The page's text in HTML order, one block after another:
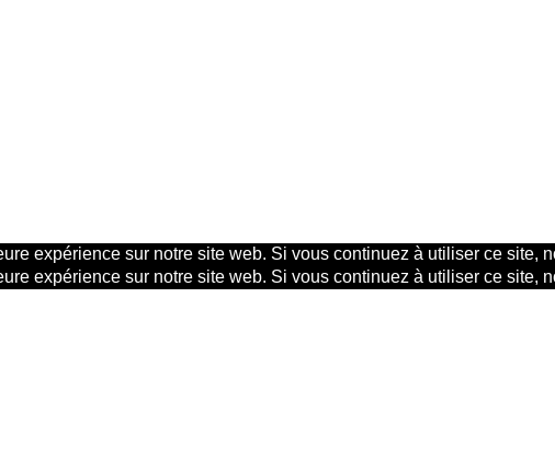
expérience sur notre site web. Si vous continuez à utiliser ce site,
expérience sur notre site web. Si vous continuez à utiliser ce site,